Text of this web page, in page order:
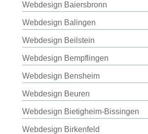
Webdesign Baiersbronn
Webdesign Balingen
Webdesign Beilstein
Webdesign Bempflingen
Webdesign Bensheim
Webdesign Beuren
Webdesign Bietigheim-Bissingen
Webdesign Birkenfeld